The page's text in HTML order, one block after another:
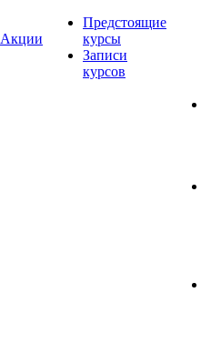
Акции
Предстоящие
курсы
Записи
курсов